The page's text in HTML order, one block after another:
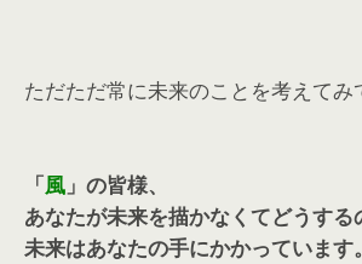
ただただ常に未来のことを考えてみ
「風 」の皆様、
あなたが未来を描かなくてどうする
未来はあなたの手にかかっています。